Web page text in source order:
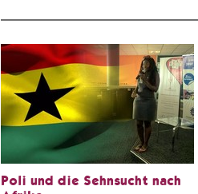
Poli und die Sehnsucht nach